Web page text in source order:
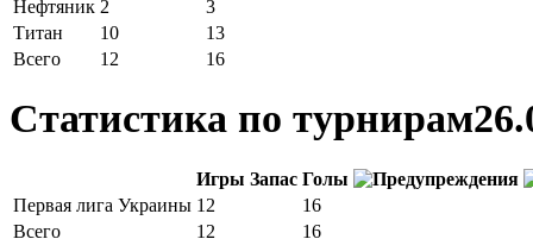
Нефтяник 2
3
Титан
10
13
Всего
12 16
Статистика по турнирам
Игры Запас Голы
Первая лига Украины 12
16
Всего
12 16